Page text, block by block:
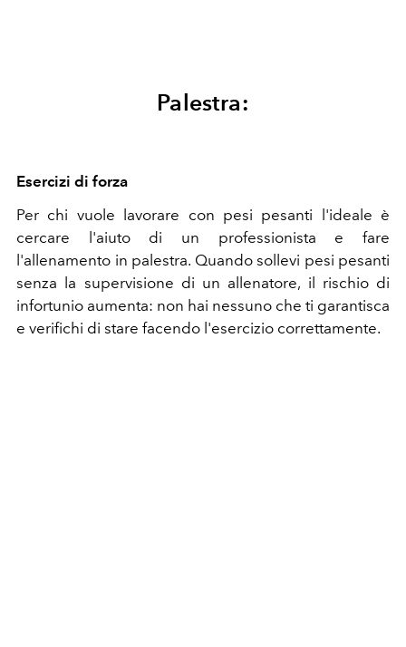
Palestra:
Esercizi di forza
Per chi vuole lavorare con pesi pesanti l'ideale è
cercare l'aiuto di un professionista e fare
l'allenamento in palestra. Quando sollevi pesi pesanti
senza la supervisione di un allenatore, il rischio di
infortunio aumenta: non hai nessuno che ti garantisca
e verifichi di stare facendo l'esercizio correttamente.